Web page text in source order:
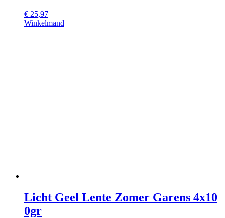
€ 25,97
Winkelmand
Licht Geel Lente Zomer Garens 4x10
0gr